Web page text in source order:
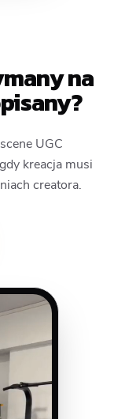
na
UGC
kreacja musi
creatora.